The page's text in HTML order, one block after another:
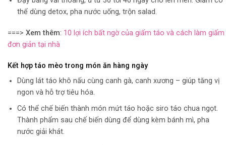
thể dùng detox, pha nước uống, trộn salad.
===> Xem thêm: 10 lợi ích bất ngờ của giấm táo và cách làm giấm
đơn giản tại nhà
Kết hợp táo mèo trong món ăn hàng ngày
Dùng lát táo khô nấu cùng canh gà, canh xương – giúp tăng vị
ngon và hỗ trợ tiêu hóa.
Có thể chế biến thành món mứt táo hoặc siro táo chua ngọt.
Thành phẩm sau chế biến dùng để dùng kèm bánh mì, pha
nước giải khát.